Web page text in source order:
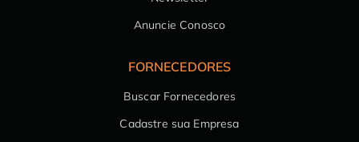
Anuncie Conosco
FORNECEDORES
Buscar Fornecedores
Cadastre sua Empresa